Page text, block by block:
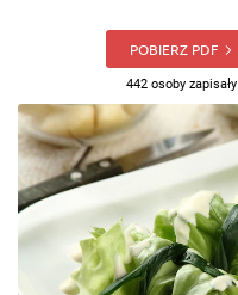
POBIERZ PDF
442 osoby zapisały